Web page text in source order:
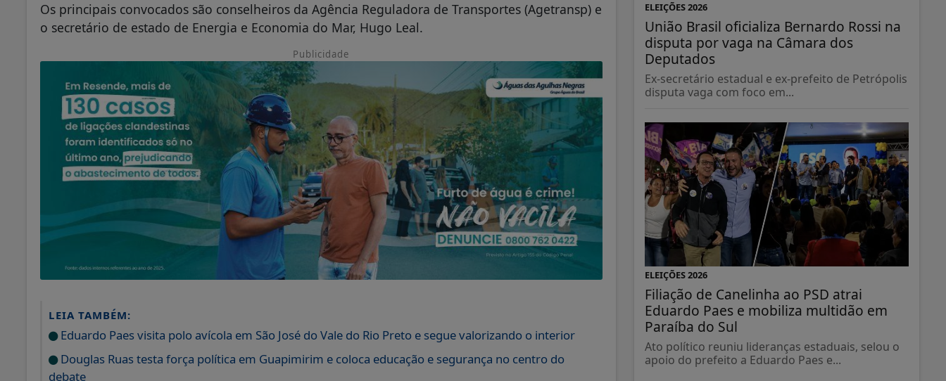
Os principais convocados são conselheiros da Agência Reguladora de Transportes (Agetransp) e
o secretário de estado de Energia e Economia do Mar, Hugo Leal.
Publicidade
LEIA TAMBÉM:
Eduardo Paes visita polo avícola em São José do Vale do Rio Preto e segue valorizando o interior
Douglas Ruas testa força política em Guapimirim e coloca educação e segurança no centro do
debate
ELEIÇÕES 2026
União Brasil oficializa Bernardo Rossi na
disputa por vaga na Câmara dos
Deputados
Ex-secretário estadual e ex-prefeito de Petrópolis
disputa vaga com foco em...
ELEIÇÕES 2026
Filiação de Canelinha ao PSD atrai
Eduardo Paes e mobiliza multidão em
Paraíba do Sul
Ato político reuniu lideranças estaduais, selou o
apoio do prefeito a Eduardo Paes e...